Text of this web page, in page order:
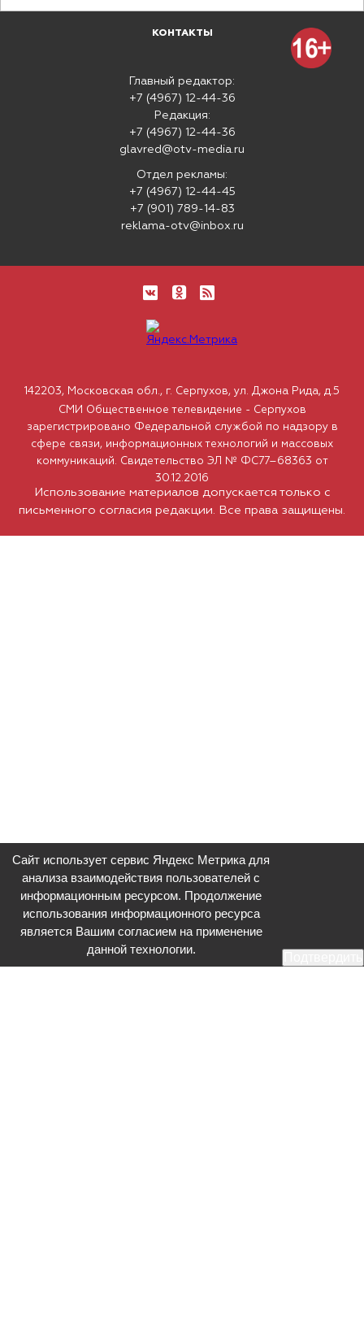
КОНТАКТЫ
Главный редактор:
+7 (4967) 12-44-36
Редакция:
+7 (4967) 12-44-36
glavred@otv-media.ru
Отдел рекламы:
+7 (4967) 12-44-45
+7 (901) 789-14-83
reklama-otv@inbox.ru
Использование материалов допускается только с
письменного согласия редакции. Все права защищены.
142203, Московская обл., г. Серпухов, ул. Джона Рида, д.5
СМИ Общественное телевидение - Серпухов
зарегистрировано Федеральной службой по надзору в
сфере связи, информационных технологий и массовых
коммуникаций. Свидетельство ЭЛ № ФС77–68363 от
30.12.2016
Сайт использует сервис Яндекс Метрика для
анализа взаимодействия пользователей с
информационным ресурсом. Продолжение
использования информационного ресурса
является Вашим согласием на применение
данной технологии.